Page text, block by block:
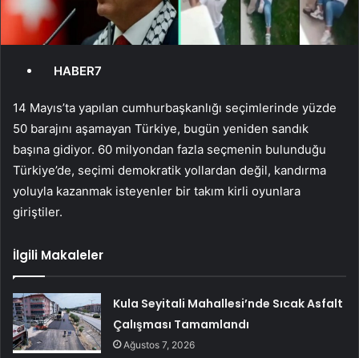
HABER7
14 Mayıs’ta yapılan cumhurbaşkanlığı seçimlerinde yüzde
50 barajını aşamayan Türkiye, bugün yeniden sandık
başına gidiyor. 60 milyondan fazla seçmenin bulunduğu
Türkiye’de, seçimi demokratik yollardan değil, kandırma
yoluyla kazanmak isteyenler bir takım kirli oyunlara
giriştiler.
İlgili Makaleler
Kula Seyitali Mahallesi’nde Sıcak Asfalt
Çalışması Tamamlandı
Ağustos 7, 2026